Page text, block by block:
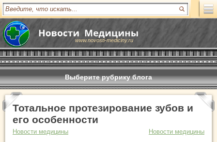
www.novosti-mediciny.ru
Выберите рубрику блога
Тотальное протезирование зубов и
его особенности
Новости медицины
Новости медицины